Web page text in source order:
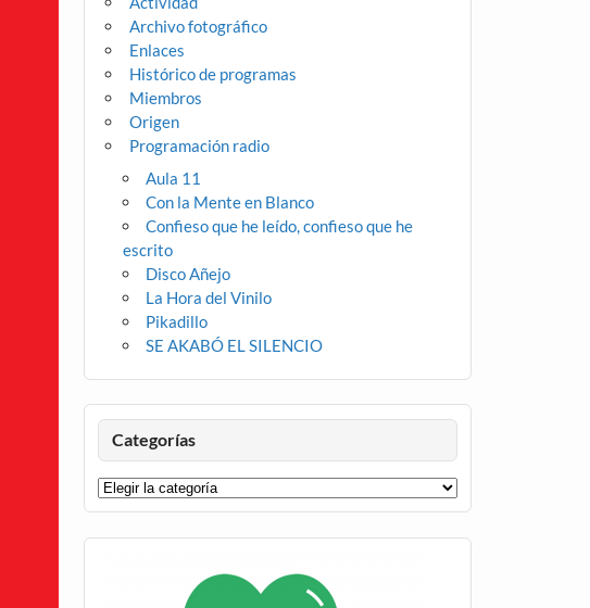
Archivo fotográfico
Enlaces
Histórico de programas
Miembros
Origen
Programación radio
Aula 11
Con la Mente en Blanco
Confieso que he leído, confieso que he
escrito
Disco Añejo
La Hora del Vinilo
Pikadillo
SE AKABÓ EL SILENCIO
Categorías
Categorías